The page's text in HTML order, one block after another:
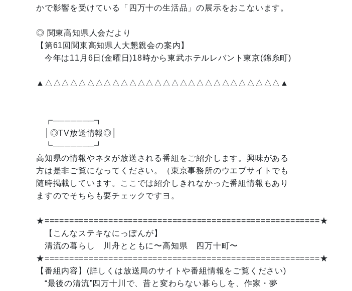
かで影響を受けている「四万十の生活品」の展示をおこないます。
◎ 関東高知県人会だより
【第61回関東高知県人大懇親会の案内】
今年は11月6日(金曜日)18時から東武ホテルレバント東京(錦糸町)
▲△△△△△△△△△△△△△△△△△△△△△△△△△△△△▲
┏───────┓
│◎TV放送情報◎│
┗───────┛
高知県の情報やネタが放送される番組をご紹介します。興味がある
方は是非ご覧になってください。（東京事務所のウエブサイトでも
随時掲載しています。ここでは紹介しきれなかった番組情報もあり
ますのでそちらも要チェックですヨ。
★========================================================★
【こんなステキなにっぽんが】
清流の暮らし 川舟とともに〜高知県 四万十町〜
★========================================================★
【番組内容】(詳しくは放送局のサイトや番組情報をご覧ください)
“最後の清流”四万十川で、昔と変わらない暮らしを、作家・夢